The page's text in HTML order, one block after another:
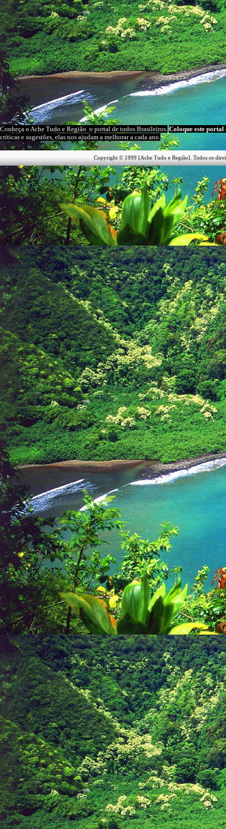
Conheça o Ache Tudo e Região o portal de todos Brasileiros. Coloque este portal
críticas e sugestões, elas nos ajudam a melhorar a cada ano.
Copyright © 1999 [Ache Tudo e Região]. Todos os